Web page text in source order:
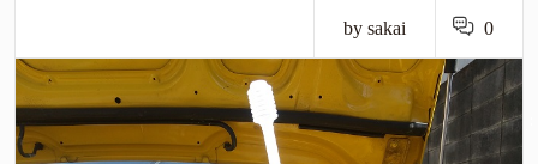
by sakai 0